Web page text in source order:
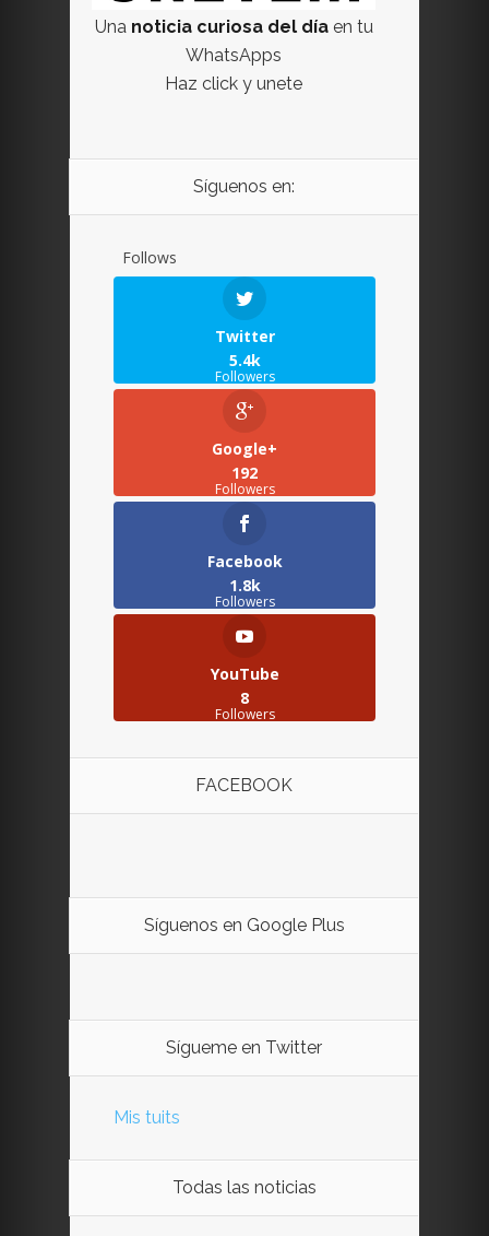
Una noticia curiosa del díaen tu
WhatsApps
Haz click y unete
Síguenos en:
Follows
Twitter
5.4k
Followers
Google+
192
Followers
Facebook
1.8k
Followers
YouTube
8
Followers
FACEBOOK
Síguenos en Google Plus
Sígueme en Twitter
Mis tuits
Todas las noticias